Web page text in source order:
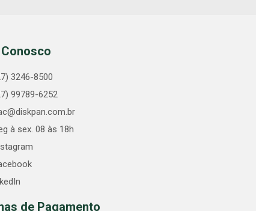
3246-8500
99789-6252
à sex. 08 às 18h
de Pagamento